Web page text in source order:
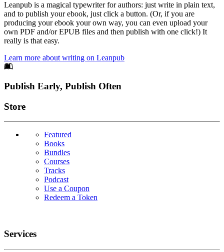
Leanpub is a magical typewriter for authors: just write in plain text,
and to publish your ebook, just click a button. (Or, if you are
producing your ebook your own way, you can even upload your
own PDF and/or EPUB files and then publish with one click!) It
really is that easy.
Learn more about writing on Leanpub
Footer
Publish Early, Publish Often
Links
Store
Featured
Books
Bundles
Courses
Tracks
Podcast
Use a Coupon
Redeem a Token
Services